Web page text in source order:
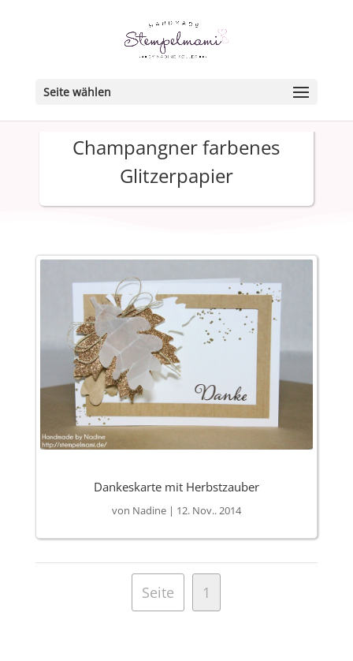
Seite wählen
Champangner farbenes
Glitzerpapier
Dankeskarte mit Herbstzauber
von Nadine| 12. Nov.. 2014
Seite 1